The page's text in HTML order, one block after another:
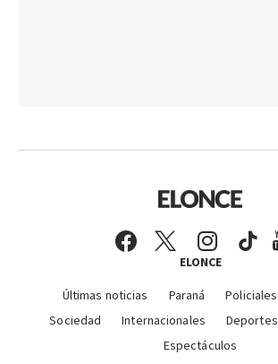
ELONCE
Últimas noticias Paraná Policiales
Sociedad
Internacionales Deportes
Espectáculos